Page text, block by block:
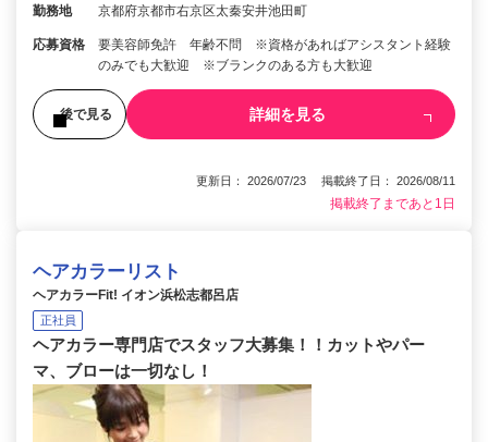
勤務地 京都府京都市右京区太秦安井池田町
応募資格
要美容師免許 年齢不問 ※資格があればアシスタント経験
のみでも大歓迎 ※ブランクのある方も大歓迎
後で見る 詳細を見る
更新日： 2026/07/23 掲載終了日： 2026/08/11
掲載終了まであと1日
ヘアカラーリスト
ヘアカラーFit! イオン浜松志都呂店
正社員
ヘアカラー専門店でスタッフ大募集！！カットやパー
マ、ブローは一切なし！